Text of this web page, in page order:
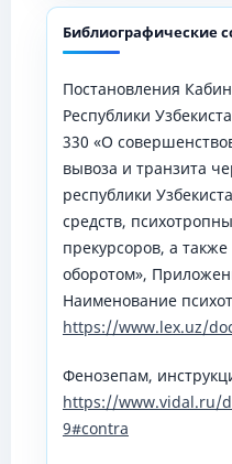
Библиографические
Постановления
Республики
330 «О
вывоза и транзита
республики
средств,
прекурсоров, а
оборотом»,
Наименование
https://www.lex.uz/
Фенозепам,
https://www.vidal.ru/
9#contra